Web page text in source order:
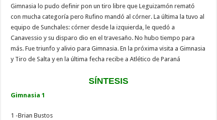
Gimnasia lo pudo definir pon un tiro libre que Leguizamón remató
con mucha categoría pero Rufino mandó al córner. La última la tuvo al
equipo de Sunchales: córner desde la izquierda, le quedó a
Canavessio y su disparo dio en el travesaño. No hubo tiempo para
más. Fue triunfo y alivio para Gimnasia. En la próxima visita a Gimnasia
y Tiro de Salta y en la última fecha recibe a Atlético de Paraná
SÍNTESIS
Gimnasia 1
1 -Brian Bustos